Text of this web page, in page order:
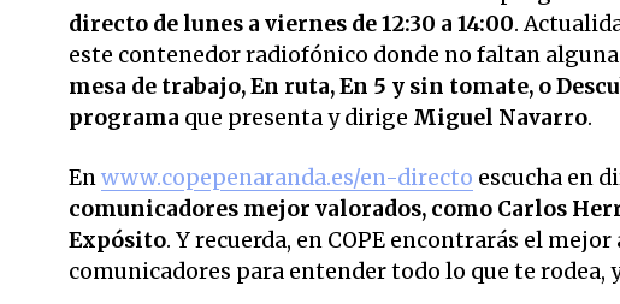
directo de lunes a viernes de 12:30 a 14:00.
este contenedor radiofónico donde no faltan
mesa de trabajo, En ruta, En 5 y sin tomate, o
programa que presenta y dirige Miguel Navarro.
Enwww.copepenaranda.es/en-directo escucha en
comunicadores mejor valorados, como Carlos
Expósito. Y recuerda, en COPE encontrarás el
comunicadores para entender todo lo que te rodea,